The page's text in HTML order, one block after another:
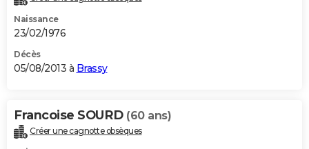
Naissance
23/02/1976
Décès
05/08/2013 à Brassy
Francoise SOURD (60 ans)
Créer une cagnotte obsèques